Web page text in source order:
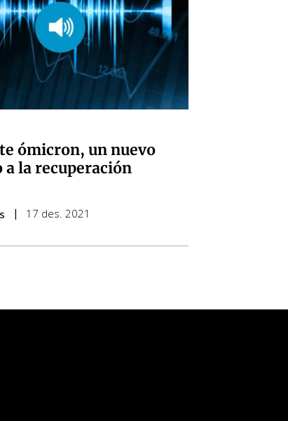
ómicron, un nuevo
a la recuperación
17 des. 2021